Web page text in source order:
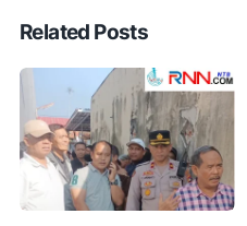
Related Posts